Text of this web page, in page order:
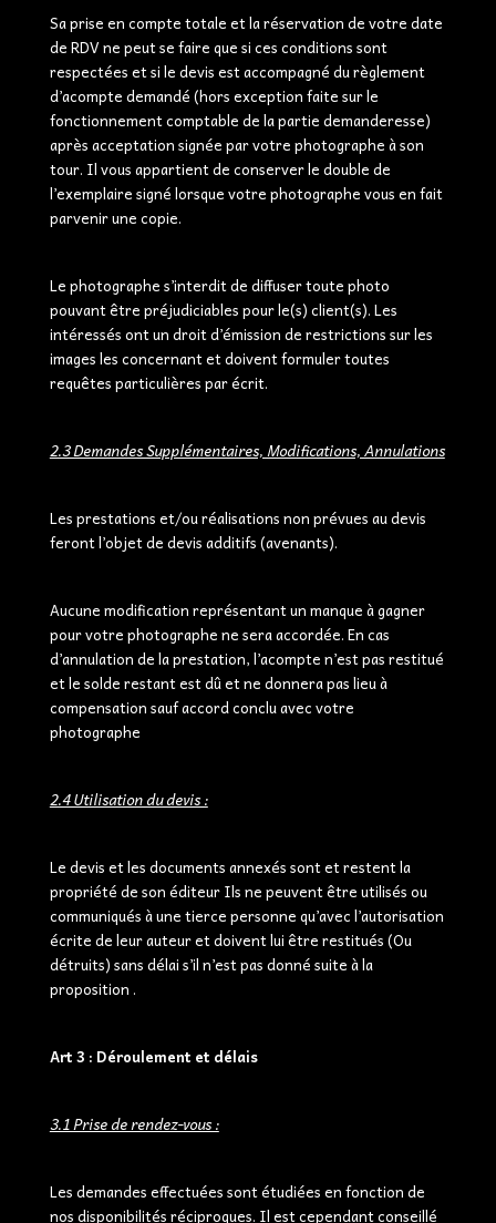
Sa prise en compte totale et la réservation de votre date
de RDV ne peut se faire que si ces conditions sont
respectées et si le devis est accompagné du règlement
d’acompte demandé (hors exception faite sur le
fonctionnement comptable de la partie demanderesse)
après acceptation signée par votre photographe à son
tour. Il vous appartient de conserver le double de
l’exemplaire signé lorsque votre photographe vous en fait
parvenir une copie.
Le photographe s’interdit de diffuser toute photo
pouvant être préjudiciables pour le(s) client(s). Les
intéressés ont un droit d’émission de restrictions sur les
images les concernant et doivent formuler toutes
requêtes particulières par écrit.
2.3 Demandes Supplémentaires, Modifications, Annulations
Les prestations et/ou réalisations non prévues au devis
feront l’objet de devis additifs (avenants).
Aucune modification représentant un manque à gagner
pour votre photographe ne sera accordée. En cas
d’annulation de la prestation, l’acompte n’est pas restitué
et le solde restant est dû et ne donnera pas lieu à
compensation sauf accord conclu avec votre
photographe
2.4 Utilisation du devis :
Le devis et les documents annexés sont et restent la
propriété de son éditeur Ils ne peuvent être utilisés ou
communiqués à une tierce personne qu’avec l’autorisation
écrite de leur auteur et doivent lui être restitués (Ou
détruits) sans délai s’il n’est pas donné suite à la
proposition .
Art 3 : Déroulement et délais
3.1 Prise de rendez-vous :
Les demandes effectuées sont étudiées en fonction de
nos disponibilités réciproques. Il est cependant conseillé